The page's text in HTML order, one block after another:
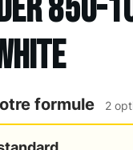
850-
formule 2